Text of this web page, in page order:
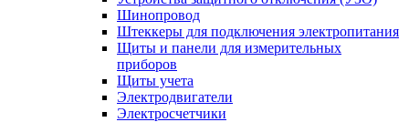
Шинопровод
Штеккеры для подключения электропитания
Щиты и панели для измерительных
приборов
Щиты учета
Электродвигатели
Электросчетчики